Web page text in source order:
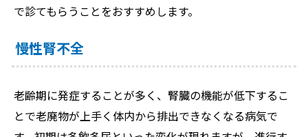
で診てもらうことをおすすめします。
慢性腎不全
老齢期に発症することが多く、腎臓の機能が低下するこ
とで老廃物が上手く体内から排出できなくなる病気で